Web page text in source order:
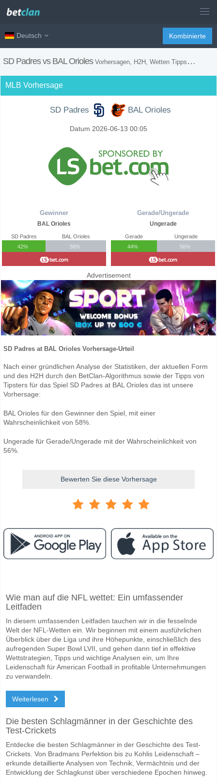
Deutsch Kombinierte
SD Padres vs BAL Orioles Vorhersagen, H2H, Wetten Tipps und Spiel Vorschau
MLB Vorhersage
SD Padres BAL Orioles
Datum 2026-06-13 00:05
Gewinner
BAL Orioles
SD Padres
42%
BAL Orioles
58%
Gerade/Ungerade
Ungerade
Gerade
44%
Ungerade
56%
Advertisement
SD Padres at BAL Orioles Vorhersage-Urteil
Nach einer gründlichen Analyse der Statistiken, der aktuellen Form
und des H2H durch den BetClan-Algorithmus sowie der Tipps von
Tipsters für das Spiel SD Padres at BAL Orioles das ist unsere
Vorhersage:
BAL Orioles für den Gewinner den Spiel, mit einer
Wahrscheinlichkeit von 58%.
Ungerade für Gerade/Ungerade mit der Wahrscheinlichkeit von
56%.
Bewerten Sie diese Vorhersage
Das Spiel zwischen SD Padres v BAL Orioles 13 June 2026 00:05 UK
BAL Orioles für den Gewinner den Spiel, mit einer Wahrscheinlichkeit
Wie man auf die NFL wettet: Ein umfassender
Leitfaden
In diesem umfassenden Leitfaden tauchen wir in die fesselnde
Welt der NFL-Wetten ein. Wir beginnen mit einem ausführlichen
Überblick über die Liga und ihre Höhepunkte, einschließlich des
aufregenden Super Bowl LVII, und gehen dann tief in effektive
Wettstrategien, Tipps und wichtige Analysen ein, um Ihre
Leidenschaft für American Football in profitable Unternehmungen
zu verwandeln.
Weiterlesen
Die besten Schlagmänner in der Geschichte des
Test-Crickets
Entdecke die besten Schlagmänner in der Geschichte des Test-
Crickets. Von Bradmans Perfektion bis zu Kohlis Leidenschaft –
erkunde detaillierte Analysen von Technik, Vermächtnis und der
Entwicklung der Schlagkunst über verschiedene Epochen hinweg.